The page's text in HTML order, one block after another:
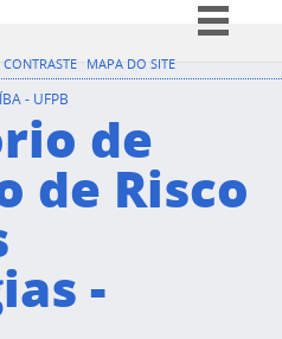
MAPA DO SITE
Simplifique!
Participe
Acesso à informação
Legislação
- UFPB
de
de Risco
-